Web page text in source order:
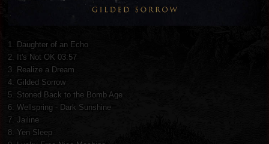
1. Daughter of an Echo
2. It's Not OK 03:57
3. Realize a Dream
4. Gilded Sorrow
5. Stoned Back to the Bomb Age
6. Wellspring - Dark Sunshine
7. Jailine
8. Yen Sleep